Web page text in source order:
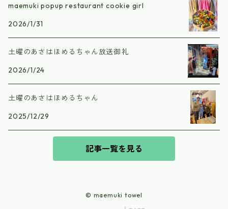
maemuki popup restaurant cookie girl
2026/1/31
土曜のあさはほめるちゃん放送御礼
2026/1/24
土曜のあさはほめるちゃん
2025/12/29
記事一覧を見る
© maemuki towel